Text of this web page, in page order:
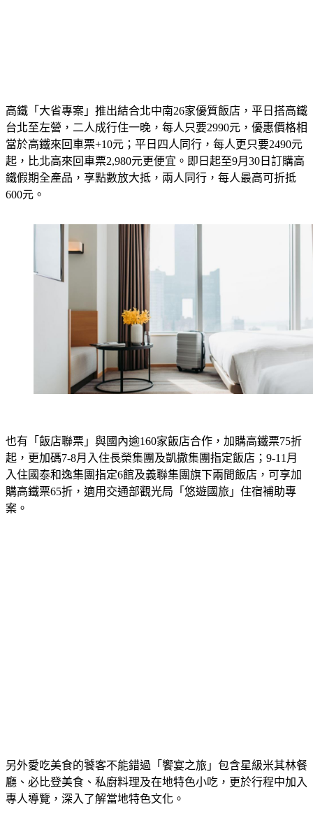
台北至左營，二人成行住一晚，每人只要2990元，優惠價格相
當於高鐵來回車票+10元；平日四人同行，每人更只要2490元
起，比北高來回車票2,980元更便宜。即日起至9月30日訂購高
鐵假期全產品，享點數放大抵，兩人同行，每人最高可折抵
600元。
起，更加碼7-8月入住長榮集團及凱撒集團指定飯店；9-11月
入住國泰和逸集團指定6館及義聯集團旗下兩間飯店，可享加
購高鐵票65折，適用交通部觀光局「悠遊國旅」住宿補助專
案。
廳、必比登美食、私廚料理及在地特色小吃，更於行程中加入
專人導覽，深入了解當地特色文化。